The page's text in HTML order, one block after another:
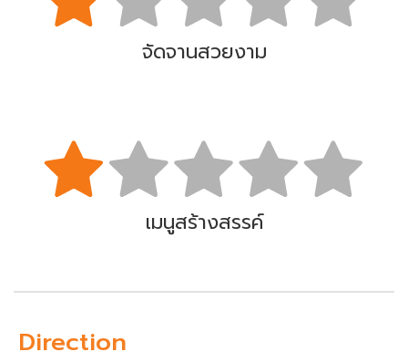
จัดจานสวยงาม
เมนูสร้างสรรค์
Direction